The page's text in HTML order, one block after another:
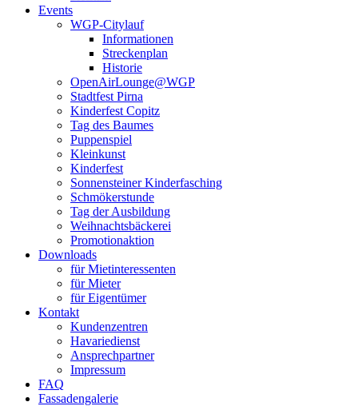
Events
WGP-Citylauf
Informationen
Streckenplan
Historie
OpenAirLounge@WGP
Stadtfest Pirna
Kinderfest Copitz
Tag des Baumes
Puppenspiel
Kleinkunst
Kinderfest
Sonnensteiner Kinderfasching
Schmökerstunde
Tag der Ausbildung
Weihnachtsbäckerei
Promotionaktion
Downloads
für Mietinteressenten
für Mieter
für Eigentümer
Kontakt
Kundenzentren
Havariedienst
Ansprechpartner
Impressum
FAQ
Fassadengalerie